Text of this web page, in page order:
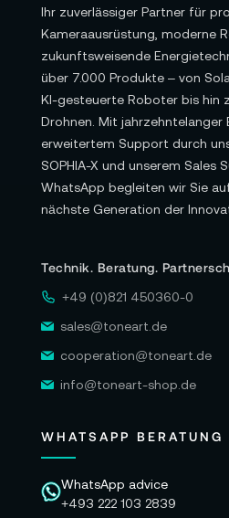
Ihr zuverlässiger Partner für
Kameraausrüstung, moderne
zukunftsweisende
über 7.000 Produkte – von
KI-gesteuerte Roboter bis hin
Drohnen. Mit jahrzehntelanger
erweitertem Support durch
SOPHIA-X und unserem Sales
WhatsApp begleiten wir Sie
nächste Generation der
Technik. Beratung.
+49 (0)821 450360-0
sales@toneart.de
cooperation@toneart.de
info@toneart-shop.de
WHATSAPP BERATUNG
WhatsApp advice
+493 222 103 2839